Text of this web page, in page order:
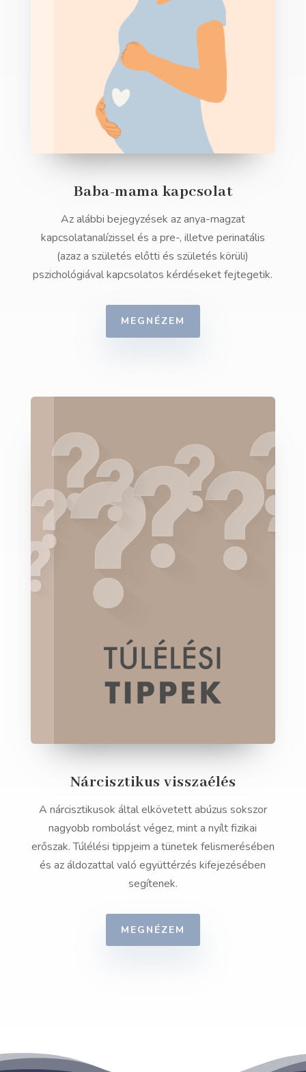
Baba-mama kapcsolat
Az alábbi bejegyzések az anya-magzat
kapcsolatanalízissel és a pre-, illetve perinatális
(azaz a születés előtti és születés körüli)
pszichológiával kapcsolatos kérdéseket fejtegetik.
MEGNÉZEM
Nárcisztikus visszaélés
A nárcisztikusok által elkövetett abúzus sokszor
nagyobb rombolást végez, mint a nyílt fizikai
erőszak. Túlélési tippjeim a tünetek felismerésében
és az áldozattal való együttérzés kifejezésében
segítenek.
MEGNÉZEM